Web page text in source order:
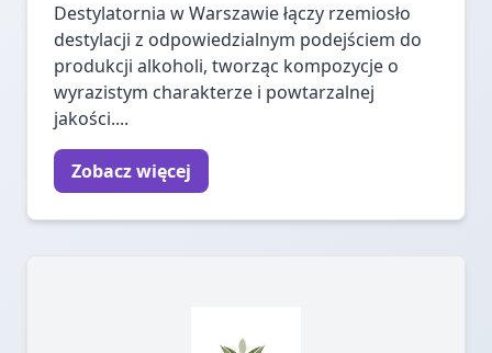
Destylatornia w Warszawie łączy rzemiosło
destylacji z odpowiedzialnym podejściem do
produkcji alkoholi, tworząc kompozycje o
wyrazistym charakterze i powtarzalnej
jakości....
Zobacz więcej